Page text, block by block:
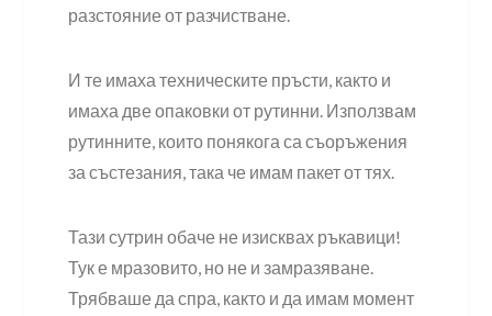
разстояние от разчистване.
И те имаха техническите пръсти, както и
имаха две опаковки от рутинни. Използвам
рутинните, които понякога са съоръжения
за състезания, така че имам пакет от тях.
Тази сутрин обаче не изисквах ръкавици!
Тук е мразовито, но не и замразяване.
Трябваше да спра, както и да имам момент